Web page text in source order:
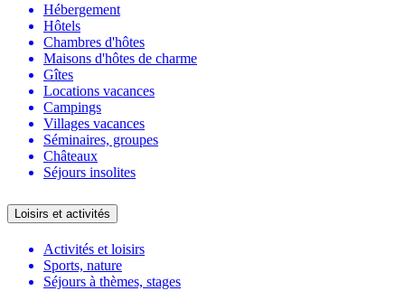
Hébergement
Hôtels
Chambres d'hôtes
Maisons d'hôtes de charme
Gîtes
Locations vacances
Campings
Villages vacances
Séminaires, groupes
Châteaux
Séjours insolites
Loisirs et activités
Activités et loisirs
Sports, nature
Séjours à thèmes, stages